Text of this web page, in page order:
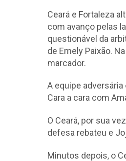
Ceará e Fortaleza
com avanço pelas
questionável da
de Emely Paixão.
marcador.
A equipe
Cara a cara com
O Ceará, por sua
defesa rebateu e
Minutos depois, o